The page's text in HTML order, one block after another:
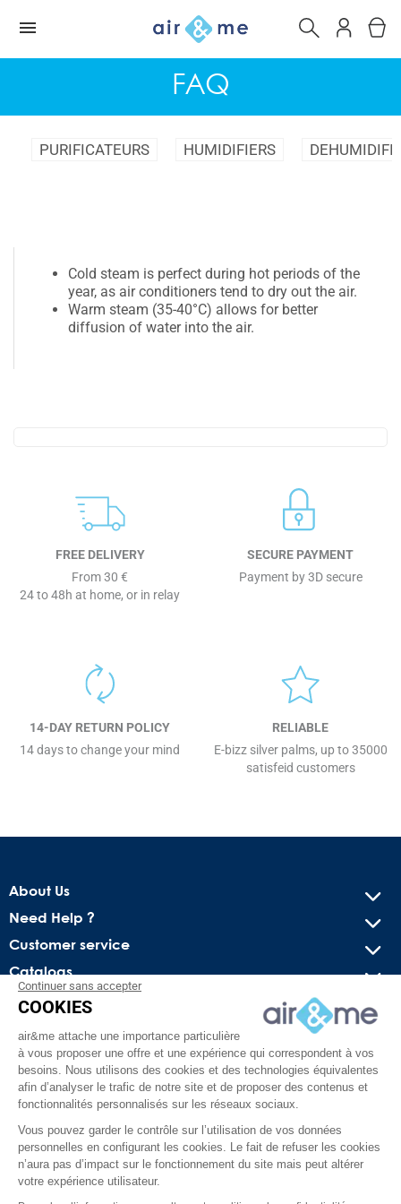
FAQ
PURIFICATEURS HUMIDIFIERS
Cold steam is perfect during hot periods of the
year, as air conditioners tend to dry out the air.
Warm steam (35-40°C) allows for better
diffusion of water into the air.
FREE DELIVERY
From 30 €
24 to 48h at home, or in relay
SECURE PAYMENT
Payment by 3D secure
14-DAY RETURN POLICY
14 days to change your mind
RELIABLE
E-bizz silver palms, up to 35000
satisfeid customers
About Us
Need Help ?
Customer service
Catalogs
Get our latest news and special sales
You may unsubscribe at any moment. For that purpose, please
find our contact info in the legal notice.
Continuer sans accepter
COOKIES
air&me attache une importance particulière
à vous proposer une offre et une expérience qui correspondent à vos
besoins. Nous utilisons des cookies et des technologies équivalentes
afin d’analyser le trafic de notre site et de proposer des contenus et
fonctionnalités personnalisés sur les réseaux sociaux.
Vous pouvez garder le contrôle sur l’utilisation de vos données
personnelles en configurant les cookies. Le fait de refuser les cookies
n’aura pas d’impact sur le fonctionnement du site mais peut altérer
votre expérience utilisateur.